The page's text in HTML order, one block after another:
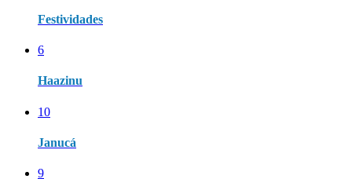
Festividades
6
Haazinu
10
Janucá
9